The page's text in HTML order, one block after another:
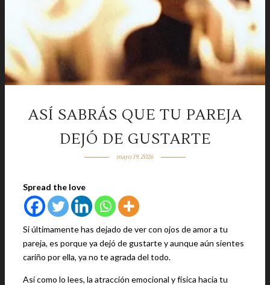
ASÍ SABRÁS QUE TU PAREJA
DEJÓ DE GUSTARTE
mayo 19, 2026
Spread the love
Si últimamente has dejado de ver con ojos de amor a tu
pareja, es porque ya dejó de gustarte y aunque aún sientes
cariño por ella, ya no te agrada del todo.
Así como lo lees, la atracción emocional y física hacia tu